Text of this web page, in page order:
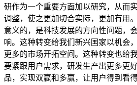
研作为一个重要方面加以研究，从而
调整，使之更加切合实际，更加有用
意义的，是科技发展的方向性问题，
响。这种转变给我们新兴国家以机会
更多的市场开拓空间。这种转变也给
要紧跟用户需求，研发生产出更多更
品，实现双赢和多赢，让用户得到看